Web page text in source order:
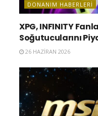
DONANIM HABERLERI
XPG, INFINITY
Soğutucularını
26 HAZIRAN 2026